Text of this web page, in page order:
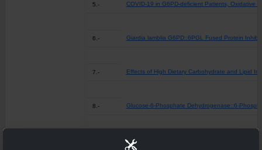
5.- COVID-19 in G6PD-deficient Patients, Oxidative
6.- Giardia lamblia G6PD::6PGL Fused Protein
7.- Effects of High Dietary Carbohydrate and Lipid
8.- Glucose-6-Phosphate Dehydrogenase::6-
Novel inhibitors of human glucose-6-phosphate